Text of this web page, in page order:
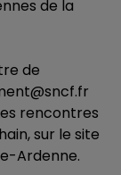
de la
de
rencontres
sur le site
Ardenne.